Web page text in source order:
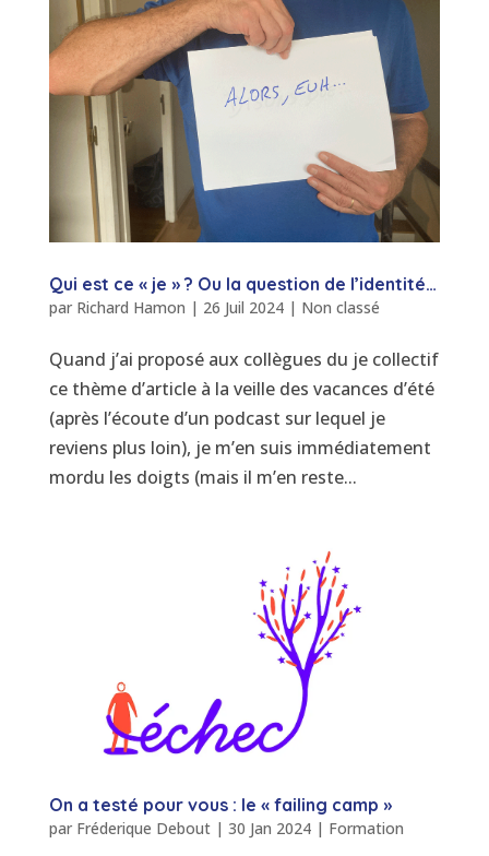
Qui est ce « je » ? Ou la question de l’identité…
par Richard Hamon | 26 Juil 2024| Non classé
Quand j’ai proposé aux collègues du je collectif
ce thème d’article à la veille des vacances d’été
(après l’écoute d’un podcast sur lequel je
reviens plus loin), je m’en suis immédiatement
mordu les doigts (mais il m’en reste...
On a testé pour vous : le « failing camp »
par Fréderique Debout| 30 Jan 2024| Formation